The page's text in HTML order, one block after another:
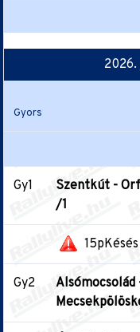
2026.
Gyors
Gy1
Szentkút -
/1
15pKésés
Gy2
Alsómocsolád